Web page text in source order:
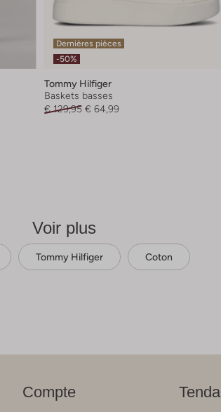
Dernières pièces
-50%
Tommy Hilfiger
Baskets basses
€ 129,95 € 64,99
Voir plus
Tommy Hilfiger Coton
Compte